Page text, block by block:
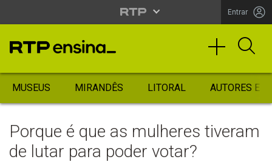
Entrar
MUSEUS MIRANDÊS LITORAL AUTORES
Porque é que as mulheres tiveram
de lutar para poder votar?